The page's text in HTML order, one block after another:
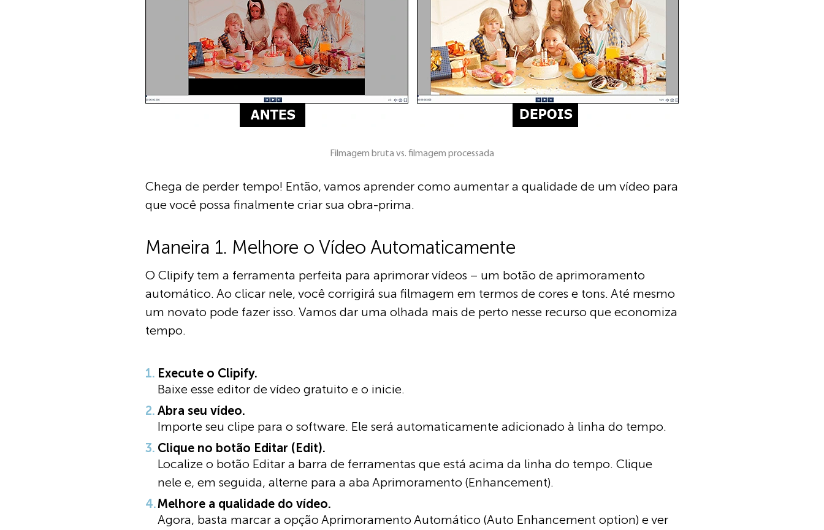
Filmagem bruta vs. filmagem processada
Chega de perder tempo! Então, vamos aprender como aumentar a qualidade de um vídeo para
que você possa finalmente criar sua obra-prima.
Maneira 1. Melhore o Vídeo Automaticamente
O Clipify tem a ferramenta perfeita para aprimorar vídeos – um botão de aprimoramento
automático. Ao clicar nele, você corrigirá sua filmagem em termos de cores e tons. Até mesmo
um novato pode fazer isso. Vamos dar uma olhada mais de perto nesse recurso que economiza
tempo.
Execute o Clipify.
Baixe esse editor de vídeo gratuito e o inicie.
Abra seu vídeo.
Importe seu clipe para o software. Ele será automaticamente adicionado à linha do tempo.
Clique no botão Editar (Edit).
Localize o botão Editar a barra de ferramentas que está acima da linha do tempo. Clique
nele e, em seguida, alterne para a aba Aprimoramento (Enhancement).
Melhore a qualidade do vídeo.
Agora, basta marcar a opção Aprimoramento Automático (Auto Enhancement option) e ver